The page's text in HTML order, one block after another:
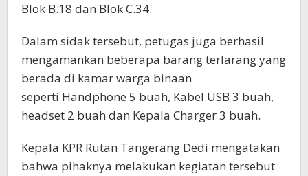
Blok B.18 dan Blok C.34.
Dalam sidak tersebut, petugas juga berhasil
mengamankan beberapa barang terlarang yang
berada di kamar warga binaan
seperti Handphone 5 buah, Kabel USB 3 buah,
headset 2 buah dan Kepala Charger 3 buah.
Kepala KPR Rutan Tangerang Dedi mengatakan
bahwa pihaknya melakukan kegiatan tersebut